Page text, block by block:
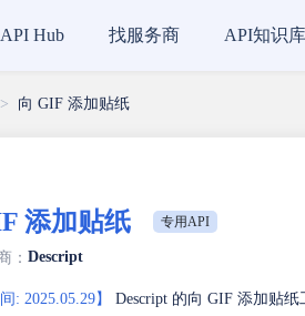
API Hub 找服务商 API知识库
> 向 GIF 添加贴纸
添加贴纸 专用API
： Descript
: 2025.05.29】
Descript 的向 GIF 添加贴